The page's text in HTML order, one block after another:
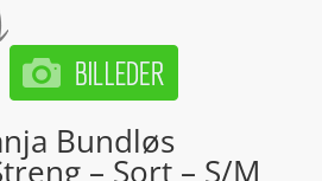
Bundløs
– Sort – S/M